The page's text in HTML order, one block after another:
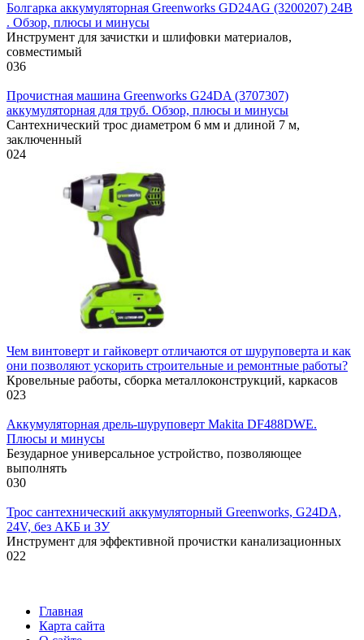
Болгарка аккумуляторная Greenworks GD24AG (3200207) 24В
. Обзор, плюсы и минусы
Инструмент для зачистки и шлифовки материалов,
совместимый
036
Прочистная машина Greenworks G24DA (3707307)
аккумуляторная для труб. Обзор, плюсы и минусы
Сантехнический трос диаметром 6 мм и длиной 7 м,
заключенный
024
Чем винтоверт и гайковерт отличаются от шуруповерта и как
они позволяют ускорить строительные и ремонтные работы?
Кровельные работы, сборка металлоконструкций, каркасов
023
Аккумуляторная дрель-шуруповерт Makita DF488DWE.
Плюсы и минусы
Безударное универсальное устройство, позволяющее
выполнять
030
Трос сантехнический аккумуляторный Greenworks, G24DA,
24V, без АКБ и ЗУ
Инструмент для эффективной прочистки канализационных
022
Главная
Карта сайта